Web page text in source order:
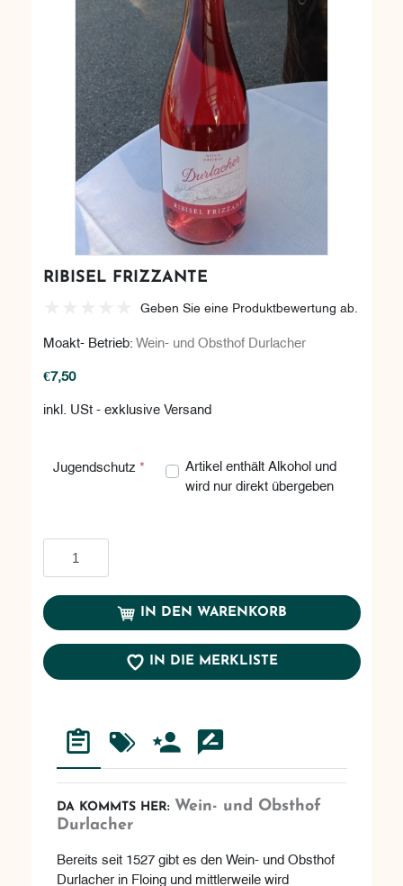
RIBISEL FRIZZANTE
Geben Sie eine Produktbewertung ab.
Moakt- Betrieb: Wein- und Obsthof Durlacher
€7,50
inkl. USt - exklusive Versand
Jugendschutz * Artikel enthält Alkohol und wird nur
Artikel enthält Alkohol und
wird nur direkt übergeben
IN DEN WARENKORB
IN DIE MERKLISTE
DA KOMMTS HER: Wein- und Obsthof
Durlacher
Bereits seit 1527 gibt es den Wein- und Obsthof
Durlacher in Floing und mittlerweile wird